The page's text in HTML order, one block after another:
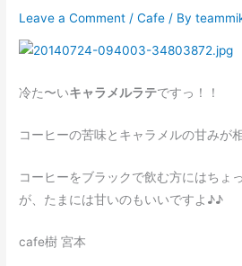
Leave a Comment /Cafe / By
冷た〜いキャラメルラテですっ！！
コーヒーの苦味とキャラメルの甘み
コーヒーをブラックで飲む方にはちょ
が、たまには甘いのもいいですよ♪♪
cafe樹 宮本